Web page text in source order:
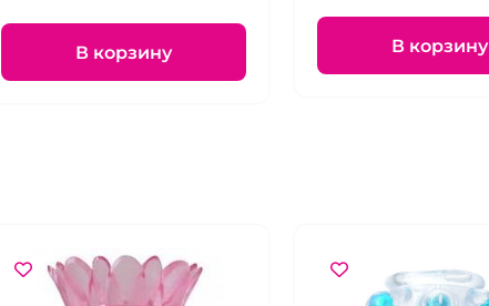
В корзину В корзину